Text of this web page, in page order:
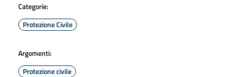
Categorie:
Protezione Civile
Argomenti:
Protezione civile